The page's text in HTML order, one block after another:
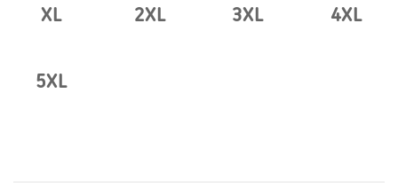
XL 2XL 3XL 4XL
5XL